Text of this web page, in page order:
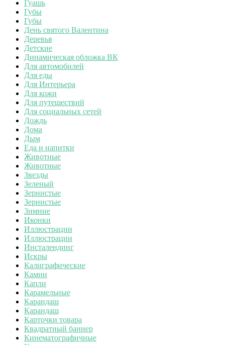
Гуашь
Губы
Губы
День святого Валентина
Деревья
Детские
Динамическая обложка ВК
Для автомобилей
Для еды
Для Интерьера
Для кожи
Для путешествий
Для социальных сетей
Дождь
Дома
Дым
Еда и напитки
Животные
Животные
Звезды
Зеленый
Зернистые
Зернистые
Зимние
Иконки
Иллюстрации
Иллюстрации
Инсталендинг
Искры
Калиграфические
Камни
Капли
Карамельные
Карандаш
Карандаш
Карточки товара
Квадратный баннер
Кинематографичные